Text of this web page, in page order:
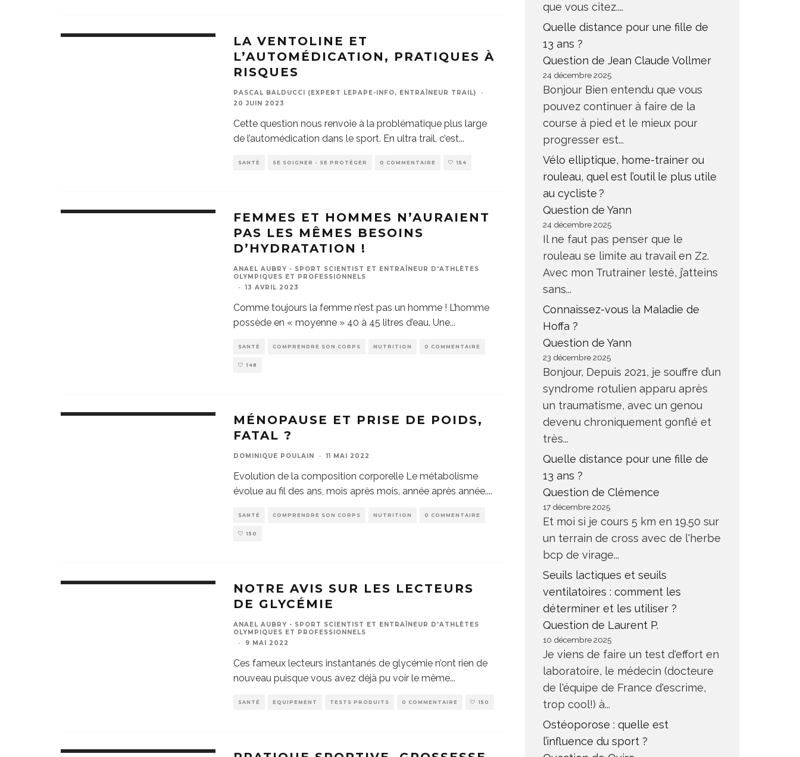
LA VENTOLINE ET
L’AUTOMÉDICATION, PRATIQUES À
RISQUES
PASCAL BALDUCCI (EXPERT LEPAPE-INFO, ENTRAÎNEUR TRAIL)
·
20 JUIN 2023
Cette question nous renvoie à la problématique plus large
de l’automédication dans le sport. En ultra trail, c’est...
SANTÉ SE SOIGNER - SE PROTÉGER 0 COMMENTAIRE 154
FEMMES ET HOMMES N’AURAIENT
PAS LES MÊMES BESOINS
D’HYDRATATION !
ANAEL AUBRY - SPORT SCIENTIST ET ENTRAÎNEUR D'ATHLÈTES
OLYMPIQUES ET PROFESSIONNELS
·
13 AVRIL 2023
Comme toujours la femme n’est pas un homme ! L’homme
possède en « moyenne » 40 à 45 litres d’eau. Une...
SANTÉ COMPRENDRE SON CORPS NUTRITION 0 COMMENTAIRE
148
MÉNOPAUSE ET PRISE DE POIDS,
FATAL ?
DOMINIQUE POULAIN · 11 MAI 2022
Evolution de la composition corporelle Le métabolisme
évolue au fil des ans, mois après mois, année après année....
SANTÉ COMPRENDRE SON CORPS NUTRITION 0 COMMENTAIRE
150
NOTRE AVIS SUR LES LECTEURS
DE GLYCÉMIE
ANAEL AUBRY - SPORT SCIENTIST ET ENTRAÎNEUR D'ATHLÈTES
OLYMPIQUES ET PROFESSIONNELS
·
9 MAI 2022
Ces fameux lecteurs instantanés de glycémie n’ont rien de
nouveau puisque vous avez déjà pu voir le même...
SANTÉ EQUIPEMENT TESTS PRODUITS 0 COMMENTAIRE 150
que vous citez....
Quelle distance pour une fille de
13 ans ?
Question de Jean Claude Vollmer
24 décembre 2025
Bonjour Bien entendu que vous
pouvez continuer à faire de la
course à pied et le mieux pour
progresser est...
Vélo elliptique, home-trainer ou
rouleau, quel est l’outil le plus utile
au cycliste ?
Question de Yann
24 décembre 2025
Il ne faut pas penser que le
rouleau se limite au travail en Z2.
Avec mon Trutrainer lesté, j’atteins
sans...
Connaissez-vous la Maladie de
Hoffa ?
Question de Yann
23 décembre 2025
Bonjour, Depuis 2021, je souffre d’un
syndrome rotulien apparu après
un traumatisme, avec un genou
devenu chroniquement gonflé et
très...
Quelle distance pour une fille de
13 ans ?
Question de Clémence
17 décembre 2025
Et moi si je cours 5 km en 19.50 sur
un terrain de cross avec de l'herbe
bcp de virage...
Seuils lactiques et seuils
ventilatoires : comment les
déterminer et les utiliser ?
Question de Laurent P.
10 décembre 2025
Je viens de faire un test d'effort en
laboratoire, le médecin (docteure
de l'équipe de France d'escrime,
trop cool!) à...
Ostéoporose : quelle est
l’influence du sport ?